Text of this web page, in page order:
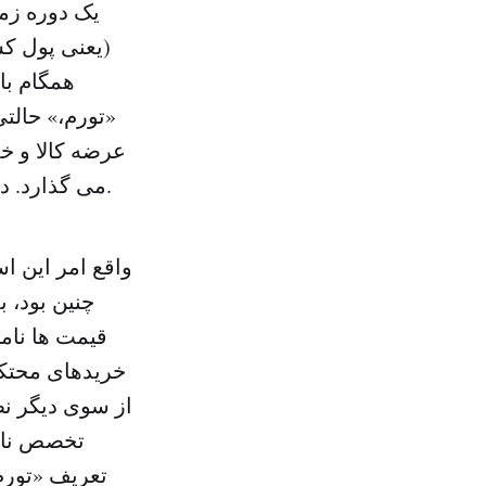
یک دوره
(یعنی پول
همگام
«تورم،»
عرضه کالا و
می گذارد. در صورت تداوم روند صعودی قیمت ها، قدرت خرید مردم کاهش می یابد.
واقع امر
چنین
قیمت ها
خریدهای
از سوی دیگر
تخصص
تعریف